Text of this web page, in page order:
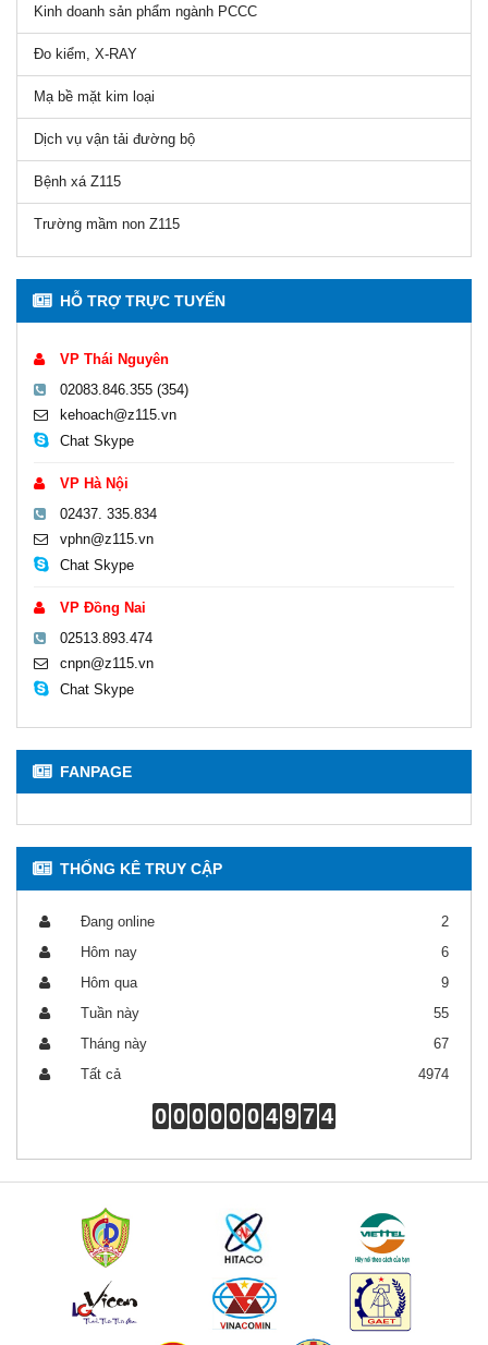
Kinh doanh sản phẩm ngành PCCC
Đo kiểm, X-RAY
Mạ bề mặt kim loại
Dịch vụ vận tải đường bộ
Bệnh xá Z115
Trường mầm non Z115
HỖ TRỢ TRỰC TUYẾN
VP Thái Nguyên
02083.846.355 (354)
kehoach@z115.vn
Chat Skype
VP Hà Nội
02437. 335.834
vphn@z115.vn
Chat Skype
VP Đồng Nai
02513.893.474
cnpn@z115.vn
Chat Skype
FANPAGE
THỐNG KÊ TRUY CẬP
Đang online
2
Hôm nay
6
Hôm qua
9
Tuần này
55
Tháng này
67
Tất cả
4974
0 0 0 0 0 0 4 9 7 4